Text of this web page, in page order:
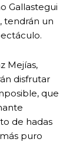
Gallastegui
tendrán un
Mejías,
disfrutar
que
de hadas
puro